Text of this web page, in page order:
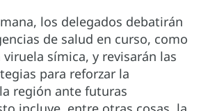
los delegados debatirán
de salud en curso, como
viruela símica, y revisarán las
para reforzar la
región ante futuras